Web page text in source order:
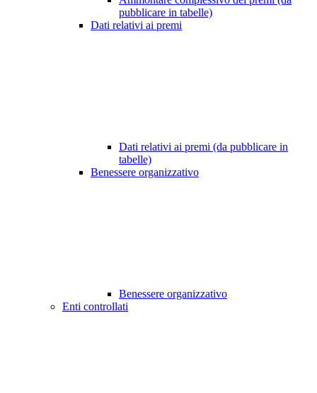
pubblicare in tabelle)
Dati relativi ai premi
Dati relativi ai premi (da pubblicare in
tabelle)
Benessere organizzativo
Benessere organizzativo
Enti controllati